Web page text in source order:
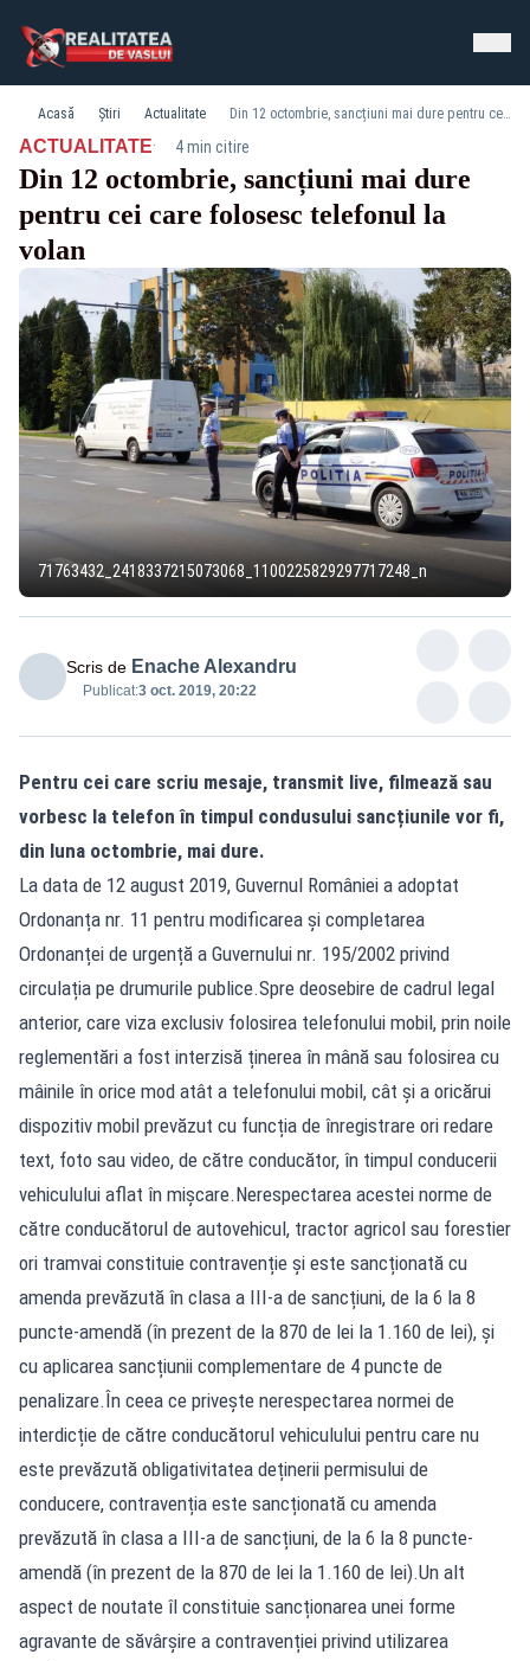
Acasă Știri Actualitate Din 12 octombrie, sancțiuni mai dure pentru cei care folosesc telefonul la volan
ACTUALITATE· 4 min citire
Din 12 octombrie, sancțiuni mai dure
pentru cei care folosesc telefonul la
volan
71763432_2418337215073068_1100225829297717248_n
Scris de Enache Alexandru
Publicat:3 oct. 2019, 20:22
Pentru cei care scriu mesaje, transmit live, filmează sau
vorbesc la telefon în timpul condusului sancțiunile vor fi,
din luna octombrie, mai dure.
La data de 12 august 2019, Guvernul României a adoptat
Ordonanța nr. 11 pentru modificarea și completarea
Ordonanței de urgență a Guvernului nr. 195/2002 privind
circulația pe drumurile publice.Spre deosebire de cadrul legal
anterior, care viza exclusiv folosirea telefonului mobil, prin noile
reglementări a fost interzisă ținerea în mână sau folosirea cu
mâinile în orice mod atât a telefonului mobil, cât și a oricărui
dispozitiv mobil prevăzut cu funcția de înregistrare ori redare
text, foto sau video, de către conducător, în timpul conducerii
vehiculului aflat în mișcare.Nerespectarea acestei norme de
către conducătorul de autovehicul, tractor agricol sau forestier
ori tramvai constituie contravenție și este sancționată cu
amenda prevăzută în clasa a III-a de sancțiuni, de la 6 la 8
puncte-amendă (în prezent de la 870 de lei la 1.160 de lei), și
cu aplicarea sancțiunii complementare de 4 puncte de
penalizare.În ceea ce privește nerespectarea normei de
interdicție de către conducătorul vehiculului pentru care nu
este prevăzută obligativitatea deținerii permisului de
conducere, contravenția este sancționată cu amenda
prevăzută în clasa a III-a de sancțiuni, de la 6 la 8 puncte-
amendă (în prezent de la 870 de lei la 1.160 de lei).Un alt
aspect de noutate îl constituie sancționarea unei forme
agravante de săvârșire a contravenției privind utilizarea